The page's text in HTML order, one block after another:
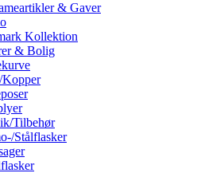
& Gaver
Kollektion
& Bolig
Tilbehør
Stålflasker